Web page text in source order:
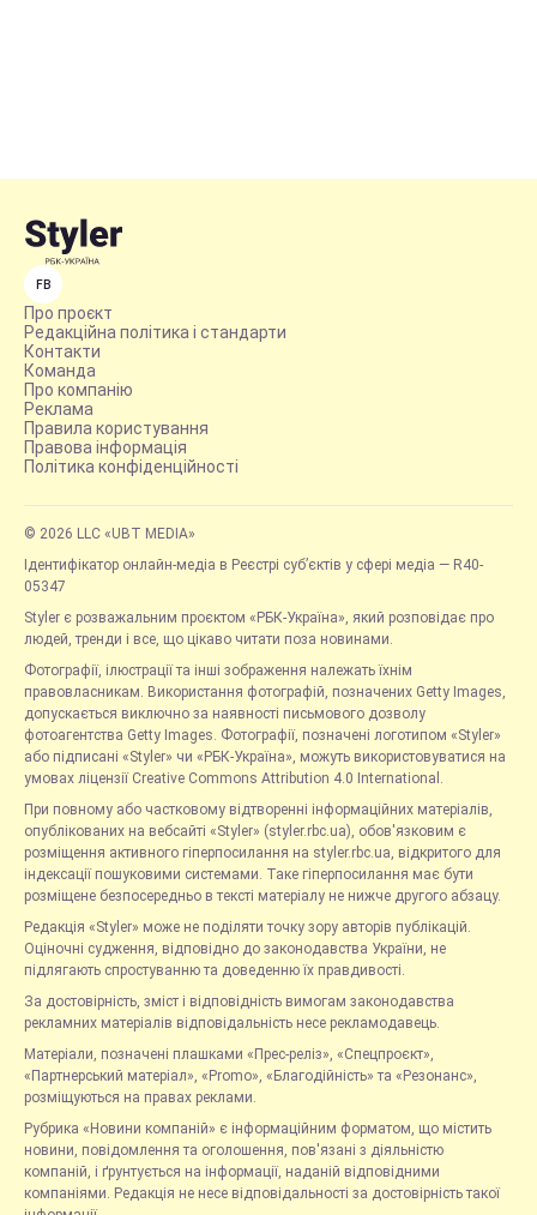
FB
Про проєкт
Редакційна політика і стандарти
Контакти
Команда
Про компанію
Реклама
Правила користування
Правова інформація
Політика конфіденційності
© 2026 LLC «UBT MEDIA»
Ідентифікатор онлайн-медіа в Реєстрі суб’єктів у сфері медіа — R40-
05347
Styler є розважальним проєктом «РБК-Україна», який розповідає про
людей, тренди і все, що цікаво читати поза новинами.
Фотографії, ілюстрації та інші зображення належать їхнім
правовласникам. Використання фотографій, позначених Getty Images,
допускається виключно за наявності письмового дозволу
фотоагентства Getty Images. Фотографії, позначені логотипом «Styler»
або підписані «Styler» чи «РБК-Україна», можуть використовуватися на
умовах ліцензії Creative Commons Attribution 4.0 International.
При повному або частковому відтворенні інформаційних матеріалів,
опублікованих на вебсайті «Styler» (styler.rbc.ua), обов'язковим є
розміщення активного гіперпосилання на styler.rbc.ua, відкритого для
індексації пошуковими системами. Таке гіперпосилання має бути
розміщене безпосередньо в тексті матеріалу не нижче другого абзацу.
Редакція «Styler» може не поділяти точку зору авторів публікацій.
Оціночні судження, відповідно до законодавства України, не
підлягають спростуванню та доведенню їх правдивості.
За достовірність, зміст і відповідність вимогам законодавства
рекламних матеріалів відповідальність несе рекламодавець.
Матеріали, позначені плашками «Прес-реліз», «Спецпроєкт»,
«Партнерський матеріал», «Promo», «Благодійність» та «Резонанс»,
розміщуються на правах реклами.
Рубрика «Новини компаній» є інформаційним форматом, що містить
новини, повідомлення та оголошення, пов'язані з діяльністю
компаній, і ґрунтується на інформації, наданій відповідними
компаніями. Редакція не несе відповідальності за достовірність такої